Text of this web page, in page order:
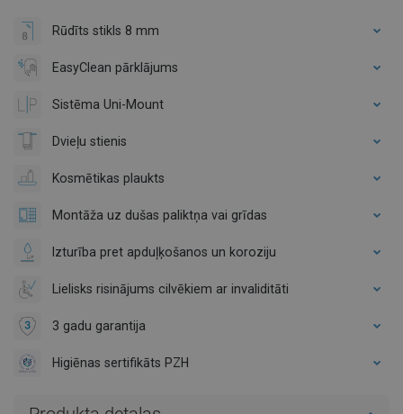
Rūdīts stikls 8 mm
EasyClean pārklājums
Sistēma Uni-Mount
Dvieļu stienis
Kosmētikas plaukts
Montāža uz dušas paliktņa vai grīdas
Izturība pret apduļķošanos un koroziju
Lielisks risinājums cilvēkiem ar invaliditāti
3 gadu garantija
Higiēnas sertifikāts PZH